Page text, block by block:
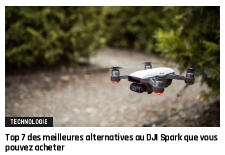
TECHNOLOGIE
Top 7 des meilleures alternatives au DJI Spark que vous
pouvez acheter